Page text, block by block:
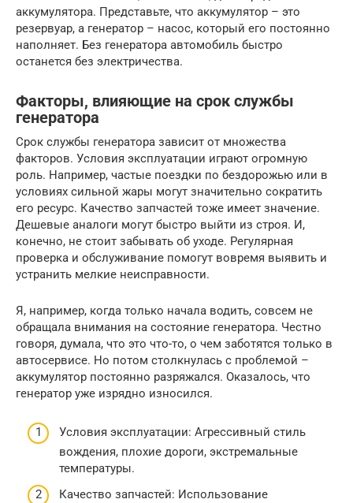
аккумулятора. Представьте, что аккумулятор – это
резервуар, а генератор – насос, который его постоянно
наполняет. Без генератора автомобиль быстро
останется без электричества.
Факторы, влияющие на срок службы
генератора
Срок службы генератора зависит от множества
факторов. Условия эксплуатации играют огромную
роль. Например, частые поездки по бездорожью или в
условиях сильной жары могут значительно сократить
его ресурс. Качество запчастей тоже имеет значение.
Дешевые аналоги могут быстро выйти из строя. И,
конечно, не стоит забывать об уходе. Регулярная
проверка и обслуживание помогут вовремя выявить и
устранить мелкие неисправности.
Я, например, когда только начала водить, совсем не
обращала внимания на состояние генератора. Честно
говоря, думала, что это что-то, о чем заботятся только в
автосервисе. Но потом столкнулась с проблемой –
аккумулятор постоянно разряжался. Оказалось, что
генератор уже изрядно износился.
Условия эксплуатации: Агрессивный стиль
вождения, плохие дороги, экстремальные
температуры.
Качество запчастей: Использование